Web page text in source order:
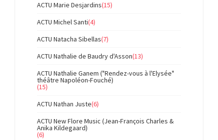
ACTU Marie Desjardins(15)
ACTU Michel Santi(4)
ACTU Natacha Sibellas(7)
ACTU Nathalie de Baudry d'Asson(13)
ACTU Nathalie Ganem ("Rendez-vous à l'Elysée"
théâtre Napoléon-Fouché)
(15)
ACTU Nathan Juste(6)
ACTU New Flore Music (Jean-François Charles &
Anika Kildegaard)
(6)